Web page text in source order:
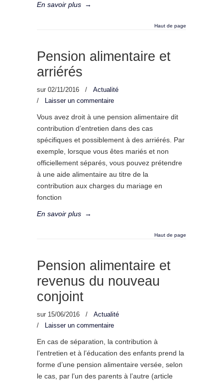
En savoir plus →
Haut de page
Pension alimentaire et
arriérés
sur 02/11/2016 /
Actualité
/
Laisser un commentaire
Vous avez droit à une pension alimentaire dit
contribution d’entretien dans des cas
spécifiques et possiblement à des arriérés. Par
exemple, lorsque vous êtes mariés et non
officiellement séparés, vous pouvez prétendre
à une aide alimentaire au titre de la
contribution aux charges du mariage en
fonction
En savoir plus →
Haut de page
Pension alimentaire et
revenus du nouveau
conjoint
sur 15/06/2016 /
Actualité
/
Laisser un commentaire
En cas de séparation, la contribution à
l’entretien et à l’éducation des enfants prend la
forme d’une pension alimentaire versée, selon
le cas, par l’un des parents à l’autre (article